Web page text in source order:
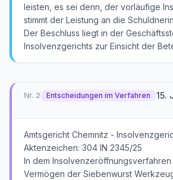
leisten, es sei denn, der vorläufige
stimmt der Leistung an die
Der Beschluss liegt in der
Insolvenzgerichts zur Einsicht der
Nr. 2 Entscheidungen im Verfahren 15.
Amtsgericht Chemnitz -
Aktenzeichen: 304 IN 2345/25
In dem
Vermögen der Siebenwurst